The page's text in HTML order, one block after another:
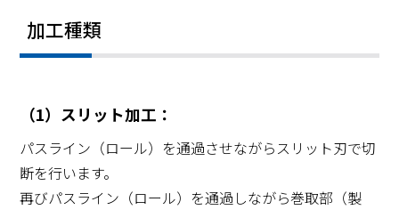
加工種類
（1）スリット加工：
パスライン（ロール）を通過させながらスリット刃で切
断を行います。
再びパスライン（ロール）を通過しながら巻取部（製